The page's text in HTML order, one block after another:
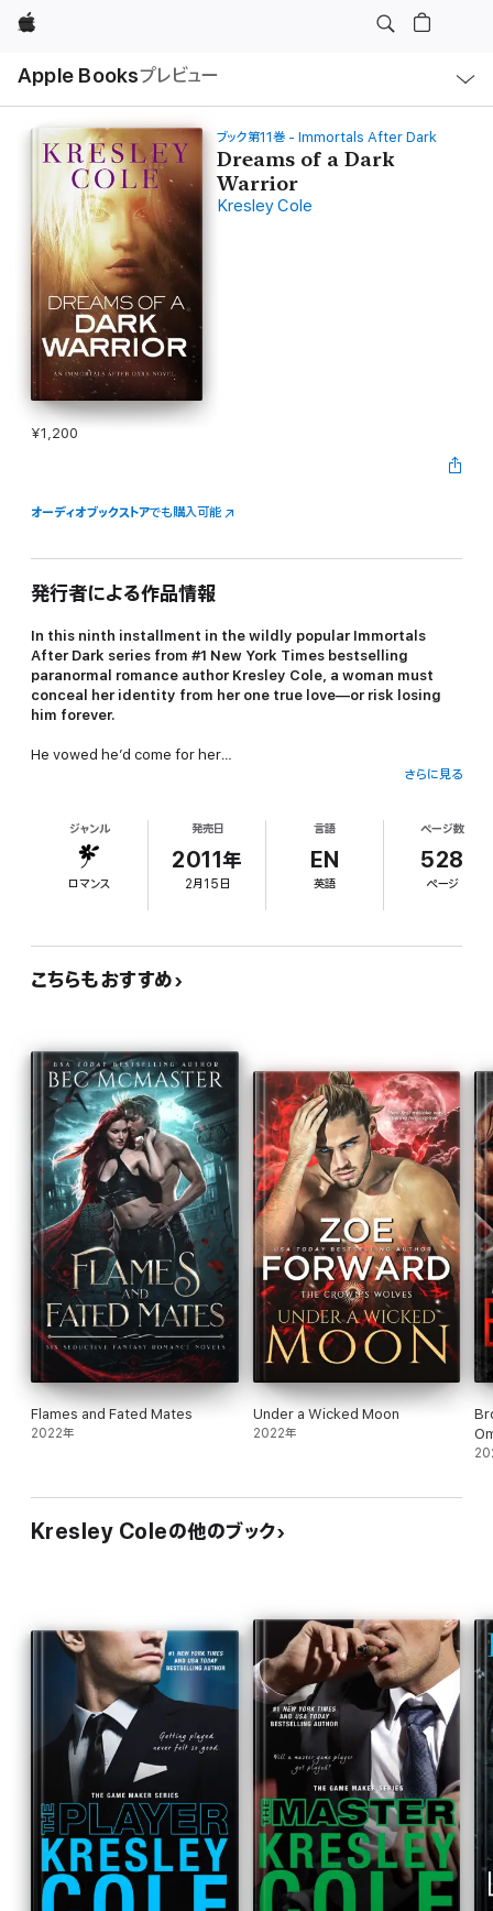
Apple
Apple Booksプレビュー
ル
ブック第11巻 - Immortals After Dark
Dreams of a Dark
Warrior
Kresley Cole
¥1,200
オーディオブックストアでも購入可能
発行者による作品情報
In this ninth installment in the wildly popular Immortals
After Dark series from #1 New York Times bestselling
paranormal romance author Kresley Cole, a woman must
conceal her identity from her one true love—or risk losing
him forever.
He vowed he’d come for her…
again into new identities, yet with no memory of his past lives.
She awaits his return…
When Regin encounters Declan Chase, a brutal Celtic soldier,
unaware that he belongs to their world.
Yet every reincarnation comes with a price, for Aidan is doomed
to die when he remembers his past. To save herself from
Declan’s torments, will Regin rekindle memories of the passion
they once shared—even if it means once again losing the only
man she could ever love?
さらに見る
ジャンル
ロマンス
発売日
2011年
2月15日
言語
EN
英語
ページ数
528
ページ
こちらもおすすめ
Flames and Fated Mates
2022年
Under a Wicked Moon
2022年
Kresley Coleの他のブック